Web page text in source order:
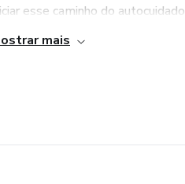
esse caminho do autocuidado....
mais